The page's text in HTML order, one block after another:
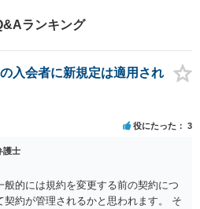
ランキング
入会者に新規定は適用され
役にたった 3
護士
的には規約を変更する前の契約につ
約が管理されるかと思われます。 そ